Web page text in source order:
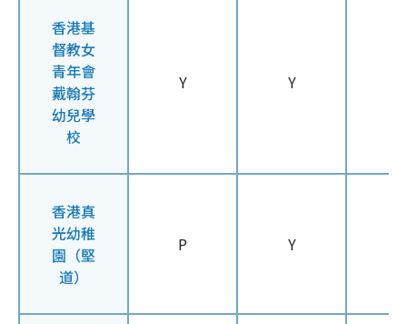
香港基
督教女
青年會
戴翰芬
幼兒學
校
Y Y
香港真
光幼稚
園（堅
道）
P Y